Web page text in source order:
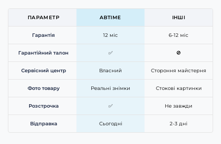
ПАРАМЕТР ABTIME ІНШІ
Гарантія 12 міс 6-12 міс
Гарантійний талон ✅ 🚫
Сервісний центр Власний Стороння майстерня
Фото товару Реальні знімки Стокові картинки
Розстрочка ✅ Не завжди
Відправка Сьогодні 2-3 дні